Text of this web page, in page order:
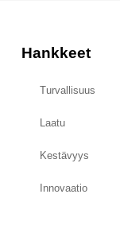
Hankkeet
Turvallisuus
Laatu
Kestävyys
Innovaatio